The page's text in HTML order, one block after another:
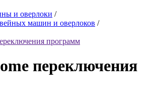
и оверлоки /
машин и оверлоков /
программ
переключения